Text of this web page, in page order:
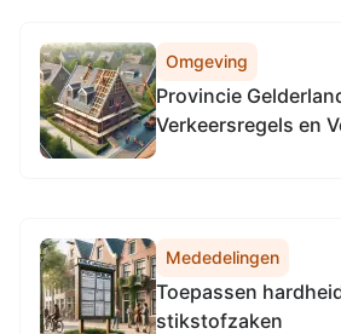
Omgeving
Provincie
Verkeersregels en
Mededelingen
Toepassen
stikstofzaken